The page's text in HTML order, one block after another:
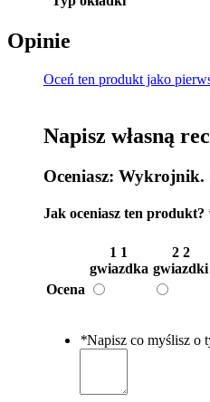
Opinie
Oceń ten produkt jako
Napisz własną
Oceniasz: Wykrojnik.
Jak oceniasz ten produkt?
1 1
gwiazdka
2 2
gwiazdki
Ocena
*Napisz co myślisz o